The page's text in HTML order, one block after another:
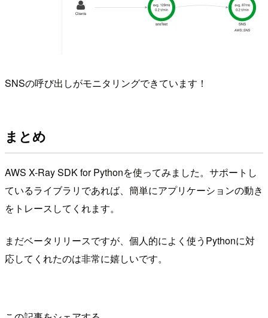
SNSの呼び出しがモニタリングできています！
まとめ
AWS X-Ray SDK for Pythonを使ってみました。サポートし
ているライブラリであれば、簡単にアプリケーションの動き
をトレースしてくれます。
まだベータリリースですが、個人的によく使うPythonに対
応してくれたのは非常に嬉しいです。